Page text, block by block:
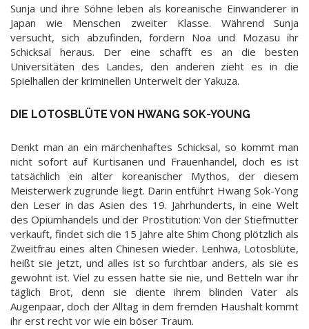
Sunja und ihre Söhne leben als koreanische Einwanderer in
Japan wie Menschen zweiter Klasse. Während Sunja
versucht, sich abzufinden, fordern Noa und Mozasu ihr
Schicksal heraus. Der eine schafft es an die besten
Universitäten des Landes, den anderen zieht es in die
Spielhallen der kriminellen Unterwelt der Yakuza.
DIE LOTOSBLÜTE VON HWANG SOK-YOUNG
Denkt man an ein märchenhaftes Schicksal, so kommt man
nicht sofort auf Kurtisanen und Frauenhandel, doch es ist
tatsächlich ein alter koreanischer Mythos, der diesem
Meisterwerk zugrunde liegt. Darin entführt Hwang Sok-Yong
den Leser in das Asien des 19. Jahrhunderts, in eine Welt
des Opiumhandels und der Prostitution: Von der Stiefmutter
verkauft, findet sich die 15 Jahre alte Shim Chong plötzlich als
Zweitfrau eines alten Chinesen wieder. Lenhwa, Lotosblüte,
heißt sie jetzt, und alles ist so furchtbar anders, als sie es
gewohnt ist. Viel zu essen hatte sie nie, und Betteln war ihr
täglich Brot, denn sie diente ihrem blinden Vater als
Augenpaar, doch der Alltag in dem fremden Haushalt kommt
ihr erst recht vor wie ein böser Traum.